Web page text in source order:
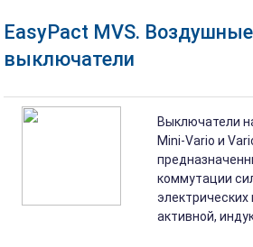
EasyPact MVS. Воздушные
выключатели
Выключатели
Mini-Vario и
коммутации
электрических
активной,